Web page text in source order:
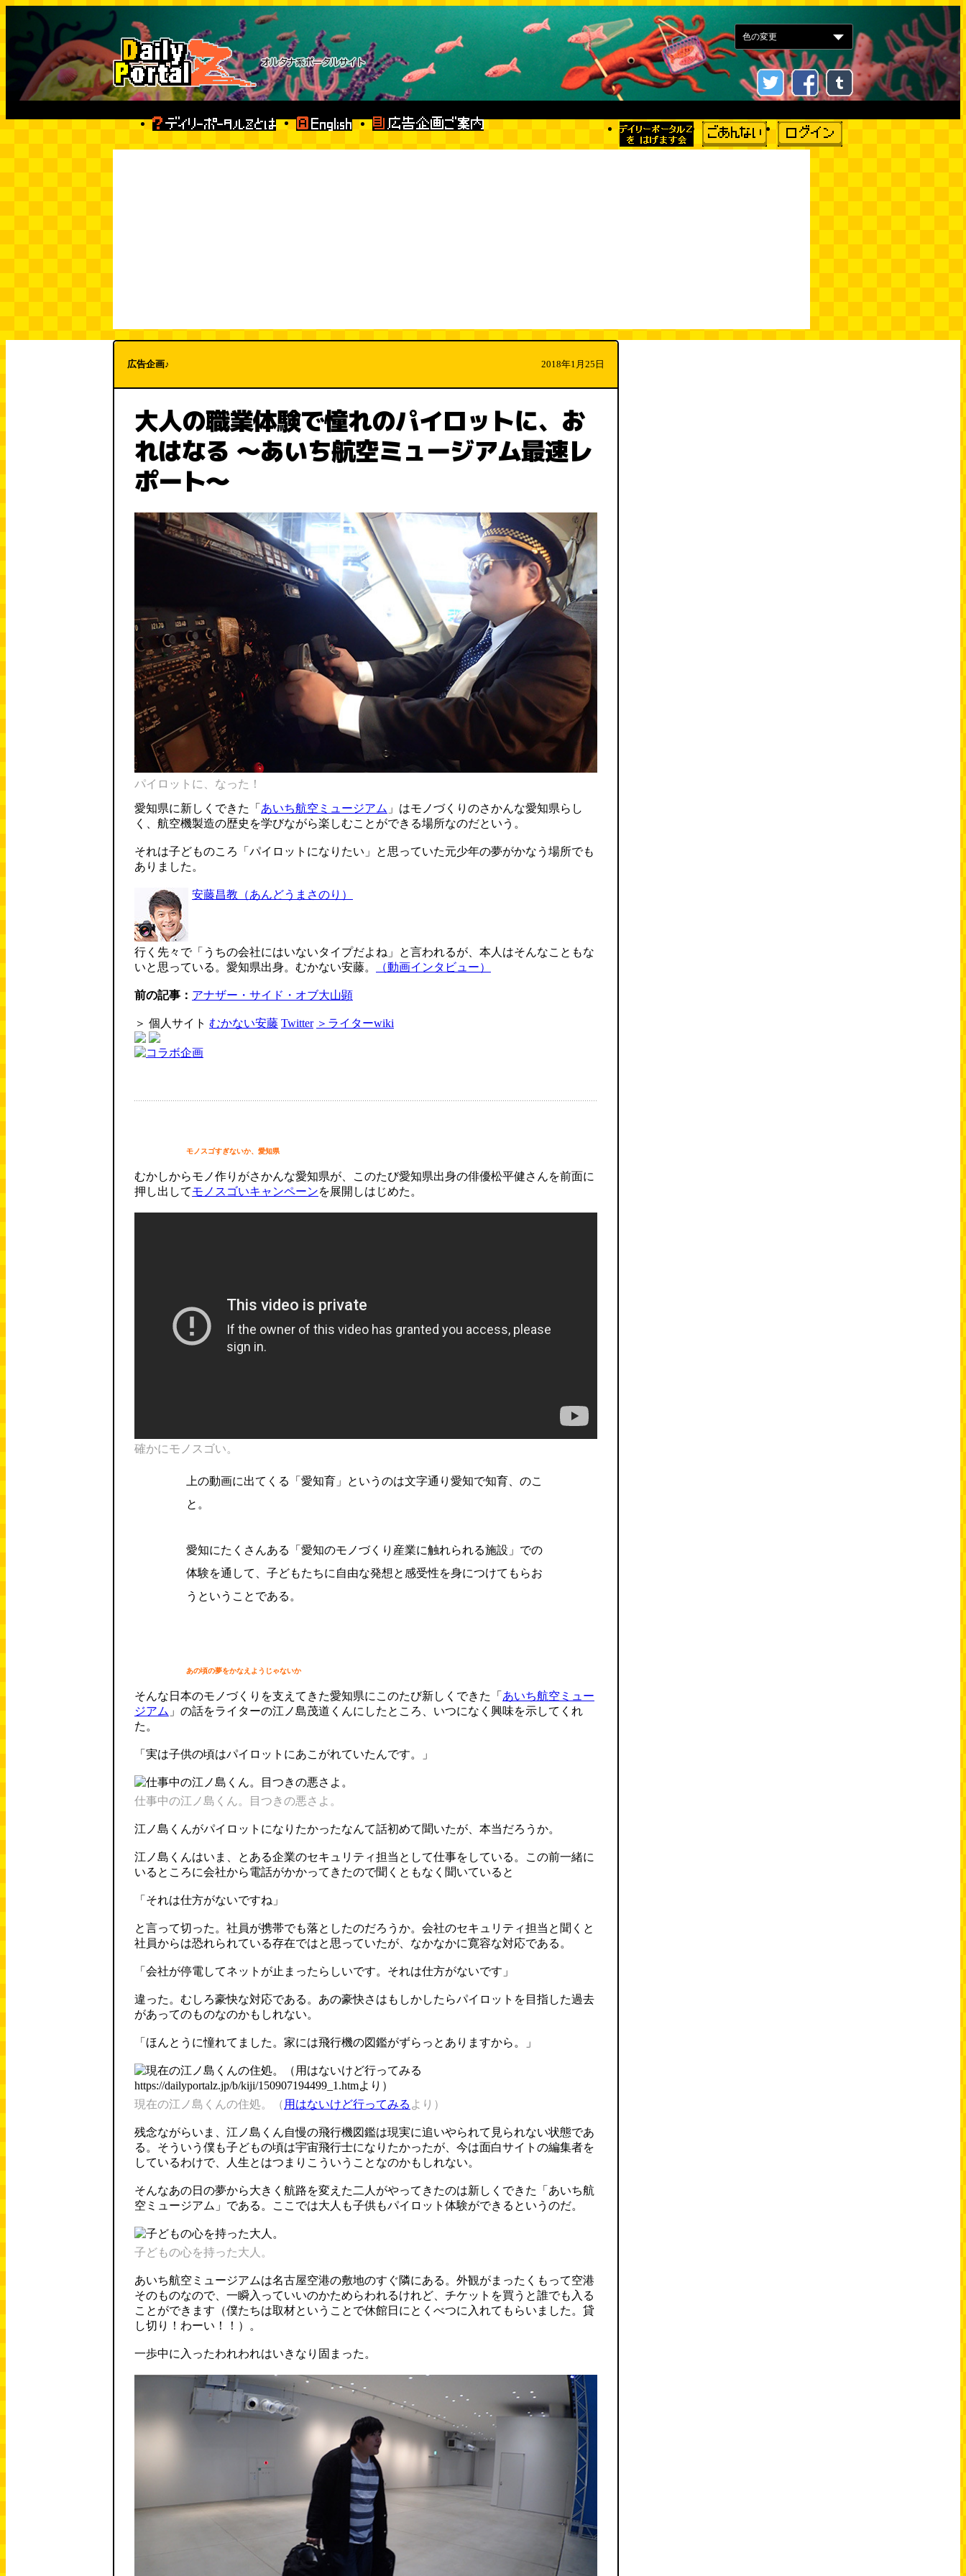
広告企画♪ 2018年1月25日
大人の職業体験で憧れのパイロットに、お
れはなる ～あいち航空ミュージアム最速レ
ポート～
パイロットに、なった！
愛知県に新しくできた「 あいち航空ミュージアム 」はモノづくりのさかんな愛知県らし
く、航空機製造の歴史を学びながら楽しむことができる場所なのだという。
それは子どものころ「パイロットになりたい」と思っていた元少年の夢がかなう場所でも
ありました。
安藤昌教 （あんどうまさのり）
行く先々で「うちの会社にはいないタイプだよね」と言われるが、本人はそんなこともな
いと思っている。愛知県出身。むかない安藤。
（動画インタビュー）
前の記事： アナザー・サイド・オブ大山顕
＞ 個人サイト むかない安藤 Twitter ＞ライターwiki
モノスゴすぎないか、愛知県
むかしからモノ作りがさかんな愛知県が、このたび愛知県出身の俳優松平健さんを前面に
押し出してモノスゴいキャンペーンを展開しはじめた。
確かにモノスゴい。
上の動画に出てくる「愛知育」というのは文字通り愛知で知育、のこ
と。
愛知にたくさんある「愛知のモノづくり産業に触れられる施設」での
体験を通して、子どもたちに自由な発想と感受性を身につけてもらお
うということである。
あの頃の夢をかなえようじゃないか
そんな日本のモノづくりを支えてきた愛知県にこのたび新しくできた「 あいち航空ミュー
ジアム 」の話をライターの江ノ島茂道くんにしたところ、いつになく興味を示してくれ
た。
「実は子供の頃はパイロットにあこがれていたんです。」
仕事中の江ノ島くん。目つきの悪さよ。
江ノ島くんがパイロットになりたかったなんて話初めて聞いたが、本当だろうか。
江ノ島くんはいま、とある企業のセキュリティ担当として仕事をしている。この前一緒に
いるところに会社から電話がかかってきたので聞くともなく聞いていると
「それは仕方がないですね」
と言って切った。社員が携帯でも落としたのだろうか。会社のセキュリティ担当と聞くと
社員からは恐れられている存在ではと思っていたが、なかなかに寛容な対応である。
「会社が停電してネットが止まったらしいです。それは仕方がないです」
違った。むしろ豪快な対応である。あの豪快さはもしかしたらパイロットを目指した過去
があってのものなのかもしれない。
「ほんとうに憧れてました。家には飛行機の図鑑がずらっとありますから。」
現在の江ノ島くんの住処。（ 用はないけど行ってみる より）
残念ながらいま、江ノ島くん自慢の飛行機図鑑は現実に追いやられて見られない状態であ
る。そういう僕も子どもの頃は宇宙飛行士になりたかったが、今は面白サイトの編集者を
しているわけで、人生とはつまりこういうことなのかもしれない。
そんなあの日の夢から大きく航路を変えた二人がやってきたのは新しくできた「あいち航
空ミュージアム」である。ここでは大人も子供もパイロット体験ができるというのだ。
子どもの心を持った大人。
あいち航空ミュージアムは名古屋空港の敷地のすぐ隣にある。外観がまったくもって空港
そのものなので、一瞬入っていいのかためらわれるけれど、チケットを買うと誰でも入る
ことができます（僕たちは取材ということで休館日にとくべつに入れてもらいました。貸
し切り！わーい！！）。
一歩中に入ったわれわれはいきなり固まった。